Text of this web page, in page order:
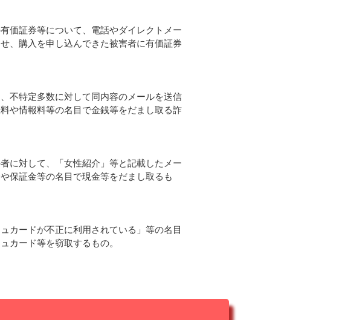
価証券等について、電話やダイレクトメー
、購入を申し込んできた被害者に有価証券
不特定多数に対して同内容のメールを送信
や情報料等の名目で金銭等をだまし取る詐
に対して、「女性紹介」等と記載したメー
保証金等の名目で現金等をだまし取るも
カードが不正に利用されている」等の名目
カード等を窃取するもの。